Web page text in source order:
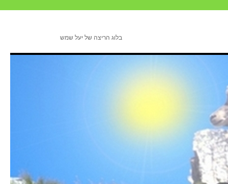
בלוג הריצה של יעל שמש